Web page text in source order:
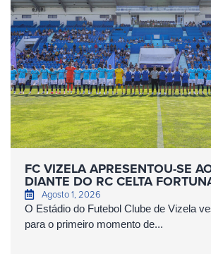
FC VIZELA APRESENTOU-SE
DIANTE DO RC CELTA
Agosto 1, 2026
O Estádio do Futebol Clube de Vizela
para o primeiro momento de...